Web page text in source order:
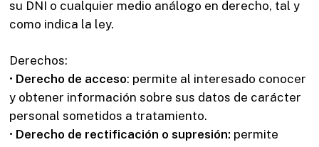
su DNI o cualquier medio análogo en derecho, tal y
como indica la ley.
Derechos:
• Derecho de acceso: permite al interesado conocer
y obtener información sobre sus datos de carácter
personal sometidos a tratamiento.
• Derecho de rectificación o supresión: permite